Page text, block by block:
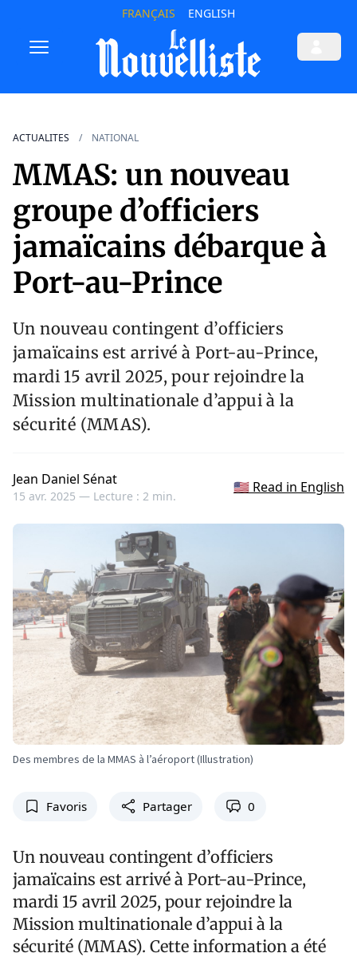
FRANÇAIS ENGLISH
ACTUALITES NATIONAL
MMAS: un nouveau
groupe d’officiers
jamaïcains débarque à
Port-au-Prince
Un nouveau contingent d’officiers
jamaïcains est arrivé à Port-au-Prince,
mardi 15 avril 2025, pour rejoindre la
Mission multinationale d’appui à la
sécurité (MMAS).
Jean Daniel Sénat
15 avr. 2025 — Lecture : 2 min.
🇺🇸 Read in English
Des membres de la MMAS à l’aéroport (Illustration)
Favoris Partager 0
Un nouveau contingent d’officiers
jamaïcains est arrivé à Port-au-Prince,
mardi 15 avril 2025, pour rejoindre la
Mission multinationale d’appui à la
sécurité (MMAS). Cette information a été